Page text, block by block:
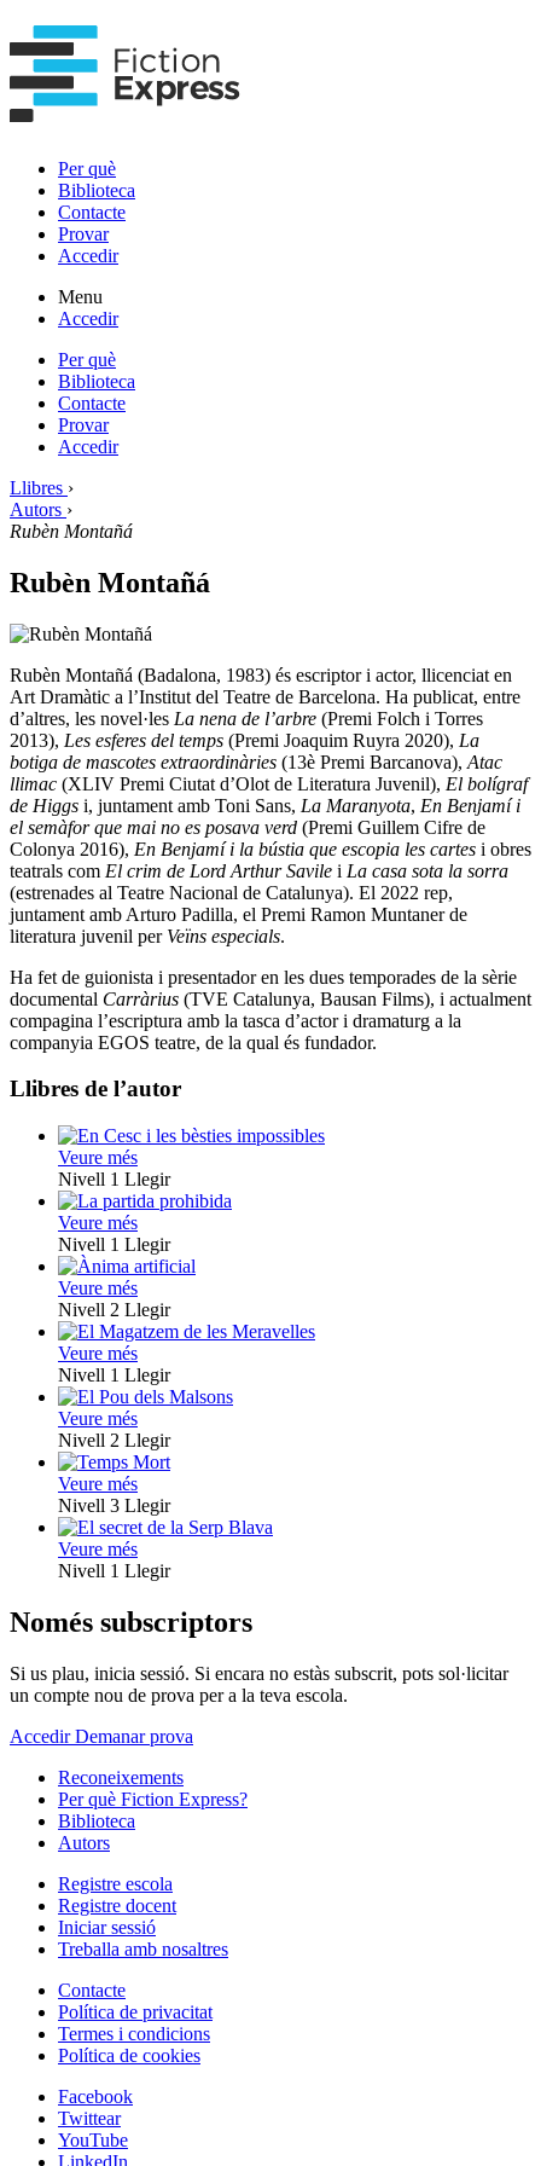
Per què
Biblioteca
Contacte
Provar
Accedir
Menu
Accedir
Per què
Biblioteca
Contacte
Provar
Accedir
Llibres ›
Autors ›
Rubèn Montañá
Rubèn Montañá
Rubèn Montañá (Badalona, 1983) és escriptor i actor, llicenciat en
Art Dramàtic a l’Institut del Teatre de Barcelona. Ha publicat, entre
d’altres, les novel·les La nena de l’arbre (Premi Folch i Torres
2013), Les esferes del temps (Premi Joaquim Ruyra 2020), La
botiga de mascotes extraordinàries (13è Premi Barcanova), Atac
llimac (XLIV Premi Ciutat d’Olot de Literatura Juvenil), El bolígraf
de Higgs i, juntament amb Toni Sans, La Maranyota, En Benjamí i
el semàfor que mai no es posava verd (Premi Guillem Cifre de
Colonya 2016), En Benjamí i la bústia que escopia les cartes i obres
teatrals com El crim de Lord Arthur Savile i La casa sota la sorra
(estrenades al Teatre Nacional de Catalunya). El 2022 rep,
juntament amb Arturo Padilla, el Premi Ramon Muntaner de
literatura juvenil per Veïns especials.
Ha fet de guionista i presentador en les dues temporades de la sèrie
documental Carràrius (TVE Catalunya, Bausan Films), i actualment
compagina l’escriptura amb la tasca d’actor i dramaturg a la
companyia EGOS teatre, de la qual és fundador.
Llibres de l’autor
Veure més
Nivell 1 Llegir
Veure més
Nivell 1 Llegir
Veure més
Nivell 2 Llegir
Veure més
Nivell 1 Llegir
Veure més
Nivell 2 Llegir
Veure més
Nivell 3 Llegir
Veure més
Nivell 1 Llegir
Només subscriptors
Si us plau, inicia sessió. Si encara no estàs subscrit, pots sol·licitar
un compte nou de prova per a la teva escola.
AccedirDemanar prova
Reconeixements
Per què Fiction Express?
Biblioteca
Autors
Registre escola
Registre docent
Iniciar sessió
Treballa amb nosaltres
Contacte
Política de privacitat
Termes i condicions
Política de cookies
Facebook
Twittear
YouTube
LinkedIn